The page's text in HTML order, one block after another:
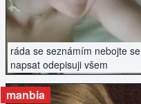
ráda se seznámím nebojte se
napsat odepisuji všem
manbia